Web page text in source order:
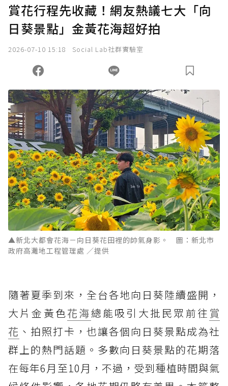
賞花行程先收藏！網友熱議七大「向
日葵景點」金黃花海超好拍
2026-07-10 15:18 Social Lab社群實驗室
▲新北大都會花海－向日葵花田裡的帥氣身影。 圖：新北市
政府高灘地工程管理處 ／提供
隨著夏季到來，全台各地向日葵陸續盛開，
大片金黃色花海總能吸引大批民眾前往 賞
花 、拍照打卡，也讓各個向日葵景點成為社
群上的熱門話題。多數向日葵景點的花期落
在每年6月至10月，不過，受到種植時間與氣